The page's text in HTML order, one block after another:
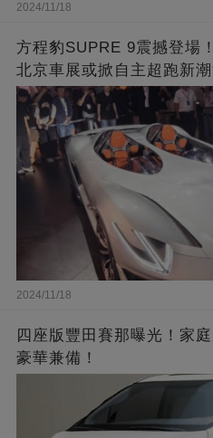
2024/11/18
方程豹SUPRE 9震撼登場
北京車展或掀自主超跑新潮
2024/11/18
四座版豐田賽那曝光！家
豪華兼備！